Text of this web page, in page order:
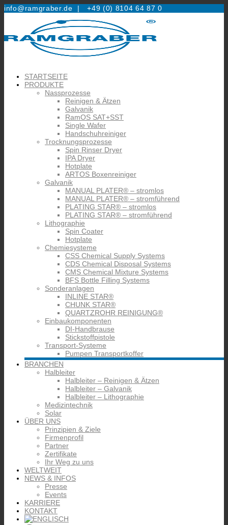
info@ramgraber.de | +49 (0) 8104 64 87 0
STARTSEITE
PRODUKTE
Nassprozesse
Reinigen & Ätzen
Galvanik
RamOS SAT+SST
Single Wafer
Handschuhreiniger
Trocknungsprozesse
Spin Rinser Dryer
IPA Dryer
Hotplate
ARTOS Boxenreiniger
Galvanik
MANUAL PLATER® – stromlos
MANUAL PLATER® – stromführend
PLATING STAR® – stromlos
PLATING STAR® – stromführend
Lithographie
Spin Coater
Hotplate
Chemiesysteme
CSS Chemical Supply Systems
CDS Chemical Disposal Systems
CMS Chemical Mixture Systems
BFS Bottle Filling Systems
Sonderanlagen
INLINE STAR®
CHUNK STAR®
QUARTZROHR REINIGUNG®
Einbaukomponenten
DI-Handbrause
Stickstoffpistole
Transport-Systeme
Pumpen Transportkoffer
BRANCHEN
Halbleiter
Halbleiter – Reinigen & Ätzen
Halbleiter – Galvanik
Halbleiter – Lithographie
Medizintechnik
Solar
ÜBER UNS
Prinzipien & Ziele
Firmenprofil
Partner
Zertifikate
Ihr Weg zu uns
WELTWEIT
NEWS & INFOS
Presse
Events
KARRIERE
KONTAKT